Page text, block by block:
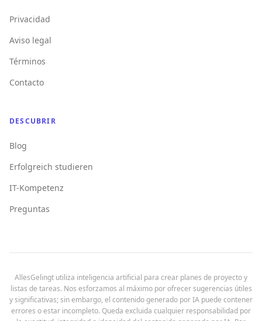
Privacidad
Aviso legal
Términos
Contacto
DESCUBRIR
Blog
Erfolgreich studieren
IT-Kompetenz
Preguntas
AllesGelingt utiliza inteligencia artificial para crear planes de proyecto y
listas de tareas. Nos esforzamos al máximo por ofrecer sugerencias útiles
y significativas; sin embargo, el contenido generado por IA puede contener
errores o estar incompleto. Queda excluida cualquier responsabilidad por